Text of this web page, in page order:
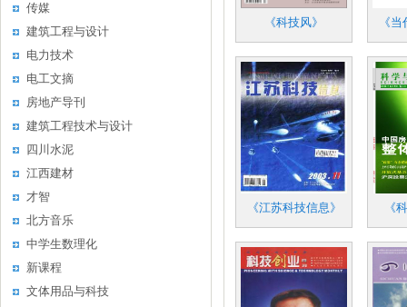
传媒
建筑工程与设计
电力技术
电工文摘
房地产导刊
建筑工程技术与设计
四川水泥
江西建材
才智
北方音乐
中学生数理化
新课程
文体用品与科技
《科技风》 《
《江苏科技信息》 《